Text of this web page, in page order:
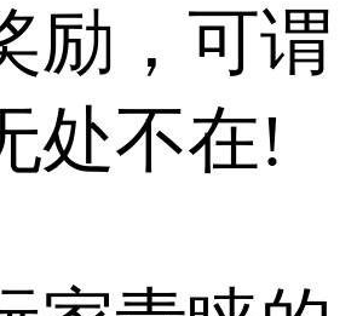
励，可谓
处不在!